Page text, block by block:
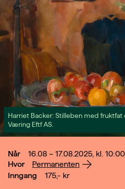
Harriet Backer: Stilleben med fruktfat
Væring Eftf AS.
Når
16.08 – 17.08.2025, kl.
Hvor
Permanenten
Inngang
175,- kr